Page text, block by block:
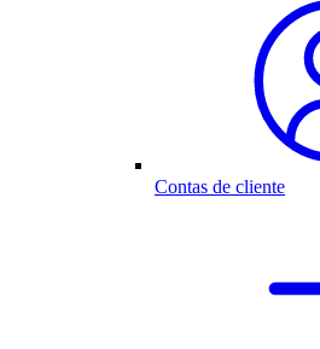
Contas de cliente